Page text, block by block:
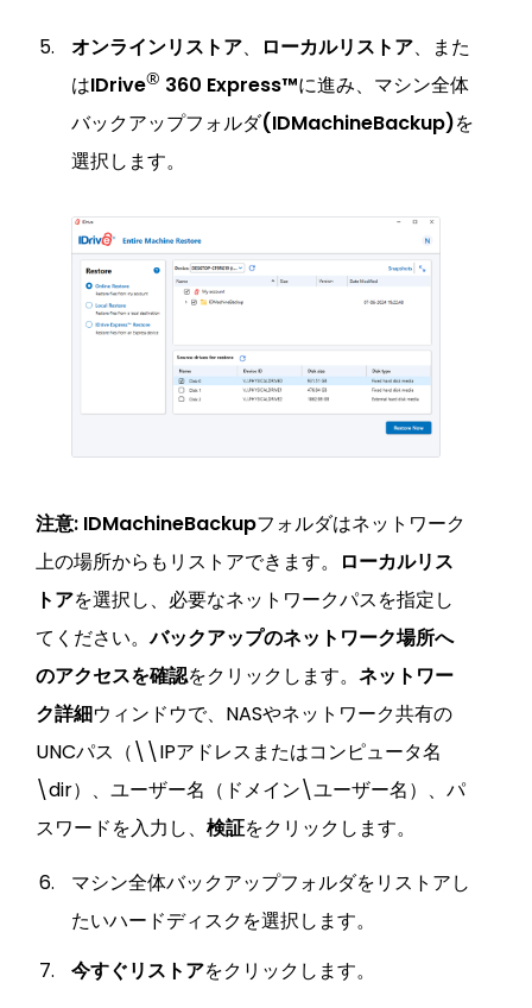
オンラインリストア、 ローカルリストア、また
はIDrive® 360 Express™に進み、マシン全体
バックアップフォルダ(IDMachineBackup)を
選択します。
注意: IDMachineBackupフォルダはネットワーク
上の場所からもリストアできます。
ローカルリス
トアを選択し、必要なネットワークパスを指定し
てください。バックアップのネットワーク場所へ
のアクセスを確認をクリックします。 ネットワー
ク詳細ウィンドウで、NASやネットワーク共有の
UNCパス（\\IPアドレスまたはコンピュータ名
\dir）、ユーザー名（ドメイン\ユーザー名）、パ
スワードを入力し、 検証をクリックします。
マシン全体バックアップフォルダをリストアし
たいハードディスクを選択します。
今すぐリストアをクリックします。